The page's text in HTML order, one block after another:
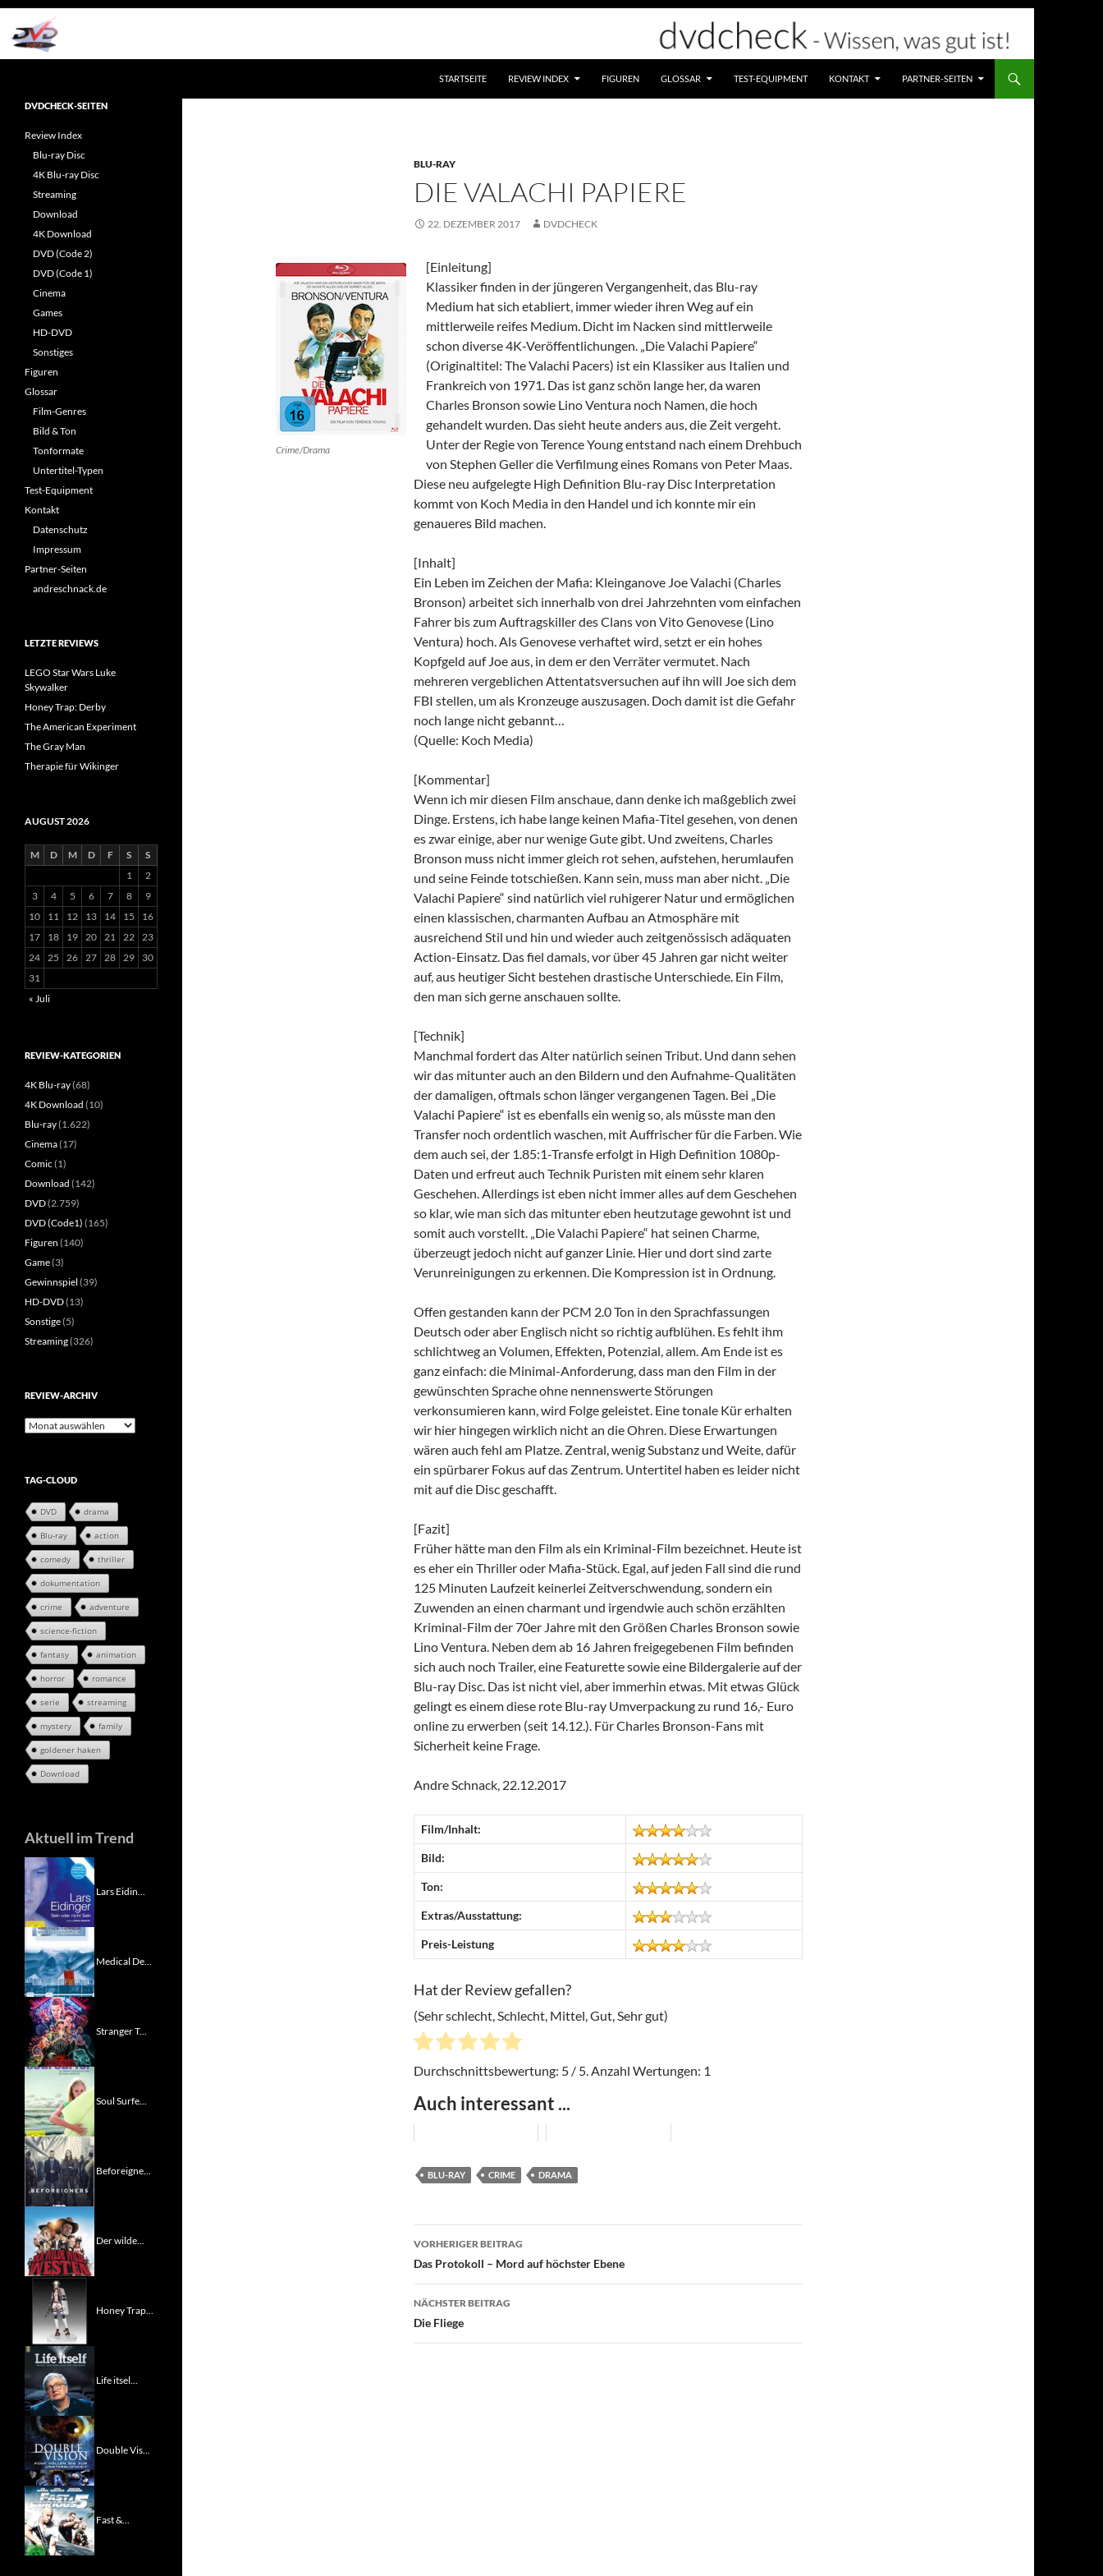
Zum
Inhalt
springen
STARTSEITE REVIEW INDEX FIGUREN GLOSSAR TEST-EQUIPMENT KONTAKT PARTNER-SEITEN
BLU-RAY
DIE VALACHI PAPIERE
22. DEZEMBER 2017 DVDCHECK
Crime/Drama
[Einleitung]
Klassiker finden in der jüngeren Vergangenheit, das Blu-ray
Medium hat sich etabliert, immer wieder ihren Weg auf ein
mittlerweile reifes Medium. Dicht im Nacken sind mittlerweile
schon diverse 4K-Veröffentlichungen. „Die Valachi Papiere“
(Originaltitel: The Valachi Pacers) ist ein Klassiker aus Italien und
Frankreich von 1971. Das ist ganz schön lange her, da waren
Charles Bronson sowie Lino Ventura noch Namen, die hoch
gehandelt wurden. Das sieht heute anders aus, die Zeit vergeht.
Unter der Regie von Terence Young entstand nach einem Drehbuch
von Stephen Geller die Verfilmung eines Romans von Peter Maas.
Diese neu aufgelegte High Definition Blu-ray Disc Interpretation
kommt von Koch Media in den Handel und ich konnte mir ein
genaueres Bild machen.
[Inhalt]
Ein Leben im Zeichen der Mafia: Kleinganove Joe Valachi (Charles
Bronson) arbeitet sich innerhalb von drei Jahrzehnten vom einfachen
Fahrer bis zum Auftragskiller des Clans von Vito Genovese (Lino
Ventura) hoch. Als Genovese verhaftet wird, setzt er ein hohes
Kopfgeld auf Joe aus, in dem er den Verräter vermutet. Nach
mehreren vergeblichen Attentatsversuchen auf ihn will Joe sich dem
FBI stellen, um als Kronzeuge auszusagen. Doch damit ist die Gefahr
noch lange nicht gebannt…
(Quelle: Koch Media)
[Kommentar]
Wenn ich mir diesen Film anschaue, dann denke ich maßgeblich zwei
Dinge. Erstens, ich habe lange keinen Mafia-Titel gesehen, von denen
es zwar einige, aber nur wenige Gute gibt. Und zweitens, Charles
Bronson muss nicht immer gleich rot sehen, aufstehen, herumlaufen
und seine Feinde totschießen. Kann sein, muss man aber nicht. „Die
Valachi Papiere“ sind natürlich viel ruhigerer Natur und ermöglichen
einen klassischen, charmanten Aufbau an Atmosphäre mit
ausreichend Stil und hin und wieder auch zeitgenössisch adäquaten
Action-Einsatz. Das fiel damals, vor über 45 Jahren gar nicht weiter
auf, aus heutiger Sicht bestehen drastische Unterschiede. Ein Film,
den man sich gerne anschauen sollte.
[Technik]
Manchmal fordert das Alter natürlich seinen Tribut. Und dann sehen
wir das mitunter auch an den Bildern und den Aufnahme-Qualitäten
der damaligen, oftmals schon länger vergangenen Tagen. Bei „Die
Valachi Papiere“ ist es ebenfalls ein wenig so, als müsste man den
Transfer noch ordentlich waschen, mit Auffrischer für die Farben. Wie
dem auch sei, der 1.85:1-Transfe erfolgt in High Definition 1080p-
Daten und erfreut auch Technik Puristen mit einem sehr klaren
Geschehen. Allerdings ist eben nicht immer alles auf dem Geschehen
so klar, wie man sich das mitunter eben heutzutage gewohnt ist und
somit auch vorstellt. „Die Valachi Papiere“ hat seinen Charme,
überzeugt jedoch nicht auf ganzer Linie. Hier und dort sind zarte
Verunreinigungen zu erkennen. Die Kompression ist in Ordnung.
Offen gestanden kann der PCM 2.0 Ton in den Sprachfassungen
Deutsch oder aber Englisch nicht so richtig aufblühen. Es fehlt ihm
schlichtweg an Volumen, Effekten, Potenzial, allem. Am Ende ist es
ganz einfach: die Minimal-Anforderung, dass man den Film in der
gewünschten Sprache ohne nennenswerte Störungen
verkonsumieren kann, wird Folge geleistet. Eine tonale Kür erhalten
wir hier hingegen wirklich nicht an die Ohren. Diese Erwartungen
wären auch fehl am Platze. Zentral, wenig Substanz und Weite, dafür
ein spürbarer Fokus auf das Zentrum. Untertitel haben es leider nicht
mit auf die Disc geschafft.
[Fazit]
Früher hätte man den Film als ein Kriminal-Film bezeichnet. Heute ist
es eher ein Thriller oder Mafia-Stück. Egal, auf jeden Fall sind die rund
125 Minuten Laufzeit keinerlei Zeitverschwendung, sondern ein
Zuwenden an einen charmant und irgendwie auch schön erzählten
Kriminal-Film der 70er Jahre mit den Größen Charles Bronson sowie
Lino Ventura. Neben dem ab 16 Jahren freigegebenen Film befinden
sich auch noch Trailer, eine Featurette sowie eine Bildergalerie auf der
Blu-ray Disc. Das ist nicht viel, aber immerhin etwas. Mit etwas Glück
gelingt es einem diese rote Blu-ray Umverpackung zu rund 16,- Euro
online zu erwerben (seit 14.12.). Für Charles Bronson-Fans mit
Sicherheit keine Frage.
Andre Schnack, 22.12.2017
Film/Inhalt:
Bild:
Ton:
Extras/Ausstattung:
Preis-Leistung
Hat der Review gefallen?
(Sehr schlecht, Schlecht, Mittel, Gut, Sehr gut)
Durchschnittsbewertung: 5 / 5. Anzahl Wertungen: 1
Auch interessant ...
BLU-RAY CRIME DRAMA
Beitragsnavigation
VORHERIGER BEITRAG
Das Protokoll – Mord auf höchster Ebene
NÄCHSTER BEITRAG
Die Fliege
Reviews rund ums Heimkino &
DVDCHECK-SEITEN
Review Index
Blu-ray Disc
4K Blu-ray Disc
Streaming
Download
4K Download
DVD (Code 2)
DVD (Code 1)
Cinema
Games
HD-DVD
Sonstiges
Figuren
Glossar
Film-Genres
Bild & Ton
Tonformate
Untertitel-Typen
Test-Equipment
Kontakt
Datenschutz
Impressum
Partner-Seiten
andreschnack.de
LETZTE REVIEWS
LEGO Star Wars Luke
Skywalker
Honey Trap: Derby
The American Experiment
The Gray Man
Therapie für Wikinger
AUGUST 2026
M D M D F S
S
1
2
3
4 5 6 7 8
9
10
11 12 13 14 15
16
17
18 19 20 21 22 23
24 25 26 27 28 29
30
31
« Juli
REVIEW-KATEGORIEN
4K Blu-ray(68)
4K Download (10)
Blu-ray(1.622)
Cinema(17)
Comic (1)
Download (142)
DVD(2.759)
DVD (Code1) (165)
Figuren (140)
Game(3)
Gewinnspiel (39)
HD-DVD(13)
Sonstige(5)
Streaming(326)
REVIEW-ARCHIV
Review-
TAG-CLOUD
DVD drama
Blu-ray action
comedy thriller
dokumentation
crime adventure
science-fiction
fantasy animation
horror romance
serie streaming
mystery family
goldener haken
Download
Aktuell im Trend
Lars Eidin...
Medical De...
Stranger T...
Soul Surfe...
Beforeigne...
Der wilde...
Honey Trap...
Life itsel...
Double Vis...
Fast &...